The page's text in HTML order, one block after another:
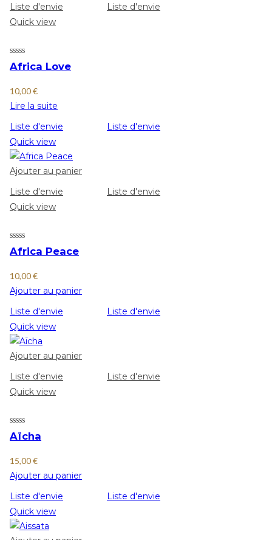
Liste d'envie
Liste d'envie
Quick view
Africa Love
10,00€
Lire la suite
Liste d'envie
Liste d'envie
Quick view
Ajouter au panier
Liste d'envie
Liste d'envie
Quick view
Africa Peace
10,00€
Ajouter au panier
Liste d'envie
Liste d'envie
Quick view
Ajouter au panier
Liste d'envie
Liste d'envie
Quick view
Aïcha
15,00€
Ajouter au panier
Liste d'envie
Liste d'envie
Quick view